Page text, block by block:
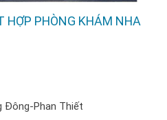
HỢP PHÒNG KHÁM NHA
Đông-Phan Thiết